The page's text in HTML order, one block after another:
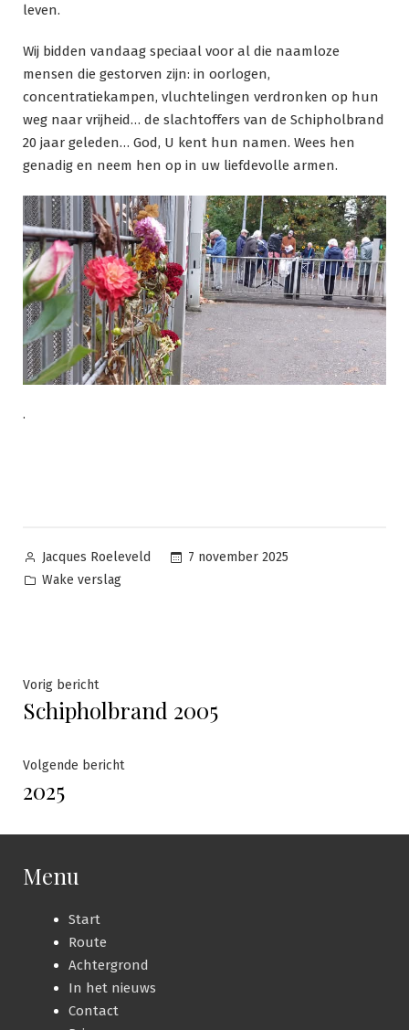
leven.
Wij bidden vandaag speciaal voor al die naamloze
mensen die gestorven zijn: in oorlogen,
concentratiekampen, vluchtelingen verdronken op hun
weg naar vrijheid… de slachtoffers van de Schipholbrand
20 jaar geleden… God, U kent hun namen. Wees hen
genadig en neem hen op in uw liefdevolle armen.
.
Geplaatst
door
Jacques Roeleveld
7 november 2025
Geplaatst
Wake verslag
Bericht
navigatie
Vorig berichtVorig
bericht:
Schipholbrand 2005
Volgende berichtVolgende
2025
Menu
Start
Route
Achtergrond
In het nieuws
Contact